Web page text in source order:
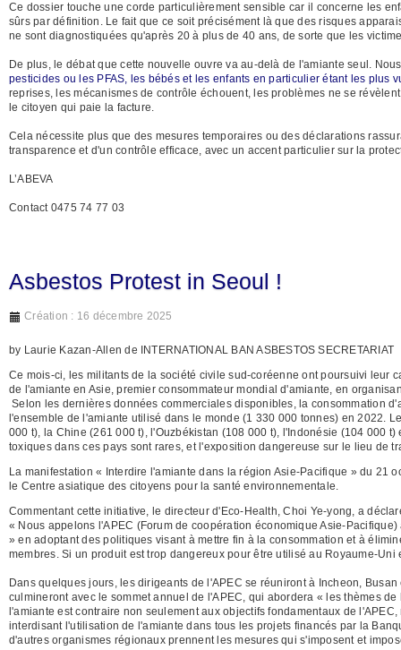
Ce dossier touche une corde particulièrement sensible car il concerne les
sûrs par définition. Le fait que ce soit précisément là que des risques
ne sont diagnostiquées qu'après 20 à plus de 40 ans, de sorte que les
De plus, le débat que cette nouvelle ouvre va au-delà de l'amiante seul.
pesticides ou les PFAS, les bébés et les enfants en particulier étant les plus
reprises, les mécanismes de contrôle échouent, les problèmes ne se
le citoyen qui paie la facture.
Cela nécessite plus que des mesures temporaires ou des déclarations
transparence et d'un contrôle efficace, avec un accent particulier sur la
L’ABEVA
Contact 0475 74 77 03
Asbestos Protest in Seoul !
Création : 16 décembre 2025
by Laurie Kazan-Allen de INTERNATIONAL BAN ASBESTOS SECRETARIAT
Ce mois-ci, les militants de la société civile sud-coréenne ont poursuivi leur
de l'amiante en Asie, premier consommateur mondial d'amiante, en
Selon les dernières données commerciales disponibles, la consommation
l'ensemble de l'amiante utilisé dans le monde (1 330 000 tonnes) en 2022.
000 t), la Chine (261 000 t), l'Ouzbékistan (108 000 t), l'Indonésie (104 000
toxiques dans ces pays sont rares, et l'exposition dangereuse sur le lieu de
La manifestation « Interdire l'amiante dans la région Asie-Pacifique » du
le Centre asiatique des citoyens pour la santé environnementale.
Commentant cette initiative, le directeur d'Eco-Health, Choi Ye-yong, a
« Nous appelons l'APEC (Forum de coopération économique Asie-
» en adoptant des politiques visant à mettre fin à la consommation et à
membres. Si un produit est trop dangereux pour être utilisé au Royaume-
Dans quelques jours, les dirigeants de l'APEC se réuniront à Incheon,
culmineront avec le sommet annuel de l'APEC, qui abordera « les thèmes
l'amiante est contraire non seulement aux objectifs fondamentaux de
interdisant l'utilisation de l'amiante dans tous les projets financés par la
d'autres organismes régionaux prennent les mesures qui s'imposent et